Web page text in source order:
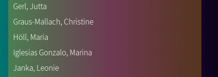
Gerl, Jutta
Graus-Mallach, Christine
Höll, Maria
Iglesias Gonzalo, Marina
Janka, Leonie